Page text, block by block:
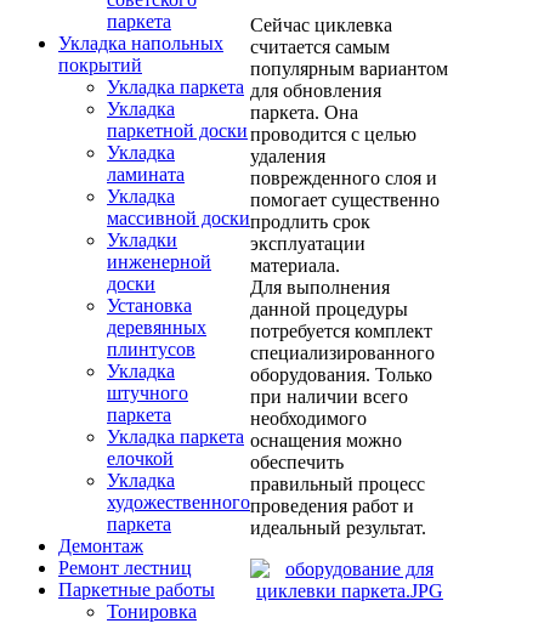
паркета
Укладка напольных
покрытий
Укладка паркета
Укладка
паркетной доски
Укладка
ламината
Укладка
массивной доски
Укладки
инженерной
доски
Установка
деревянных
плинтусов
Укладка
штучного
паркета
Укладка паркета
елочкой
Укладка
художественного
паркета
Демонтаж
Ремонт лестниц
Паркетные работы
Тонировка
Сейчас циклевка
считается самым
популярным вариантом
для обновления
паркета. Она
проводится с целью
удаления
поврежденного слоя и
помогает существенно
продлить срок
эксплуатации
материала.
Для выполнения
данной процедуры
потребуется комплект
специализированного
оборудования. Только
при наличии всего
необходимого
оснащения можно
обеспечить
правильный процесс
проведения работ и
идеальный результат.